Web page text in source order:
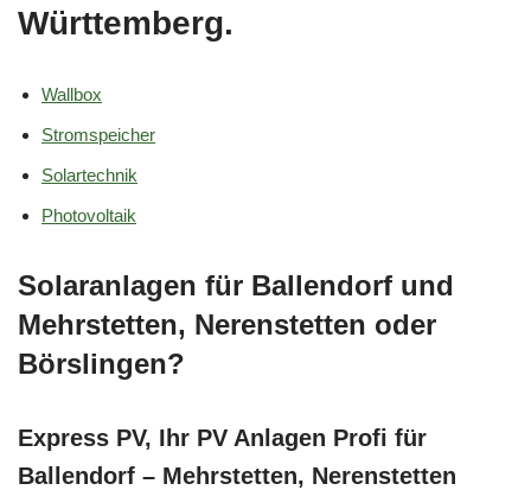
Württemberg.
Wallbox
Stromspeicher
Solartechnik
Photovoltaik
Solaranlagen für Ballendorf und
Mehrstetten, Nerenstetten oder
Börslingen?
Express PV, Ihr PV Anlagen Profi für
Ballendorf – Mehrstetten, Nerenstetten